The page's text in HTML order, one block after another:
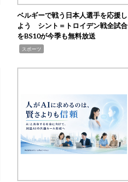
ベルギーで戦う日本人選手を応援し
よう シント＝トロイデン戦全試合
をBS10が今季も無料放送
スポーツ